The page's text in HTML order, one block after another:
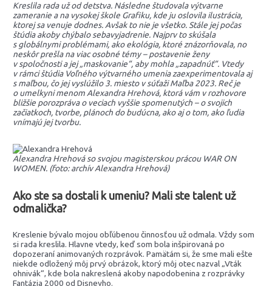
Kreslila rada už od detstva. Následne študovala výtvarne
zameranie a na vysokej škole Grafiku, kde ju oslovila ilustrácia,
ktorej sa venuje dodnes. Avšak to nie je všetko. Stále jej počas
štúdia akoby chýbalo sebavyjadrenie. Najprv to skúšala
s globálnymi problémami, ako ekológia, ktoré znázorňovala, no
neskôr prešla na viac osobné témy – postavenie ženy
v spoločnosti a jej „maskovanie“, aby mohla „zapadnúť“. Vtedy
v rámci štúdia Voľného výtvarného umenia zaexperimentovala aj
s maľbou, čo jej vyslúžilo 3. miesto v súťaži Maľba 2023. Reč je
o umelkyni menom Alexandra Hrehová, ktorá vám v rozhovore
bližšie porozpráva o veciach vyššie spomenutých – o svojich
začiatkoch, tvorbe, plánoch do budúcna, ako aj o tom, ako ľudia
vnímajú jej tvorbu.
Alexandra Hrehová so svojou magisterskou prácou WAR ON
WOMEN. (foto: archív Alexandra Hrehová)
Ako ste sa dostali k umeniu? Mali ste talent už
odmalička?
Kreslenie bývalo mojou obľúbenou činnosťou už odmala. Vždy som
si rada kreslila. Hlavne vtedy, keď som bola inšpirovaná po
dopozeraní animovaných rozprávok. Pamätám si, že sme mali ešte
niekde odložený môj prvý obrázok, ktorý môj otec nazval „Vták
ohnivák“, kde bola nakreslená akoby napodobenina z rozprávky
Fantázia 2000 od Disneyho.